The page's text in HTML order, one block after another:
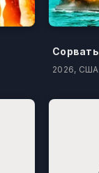
2026, США